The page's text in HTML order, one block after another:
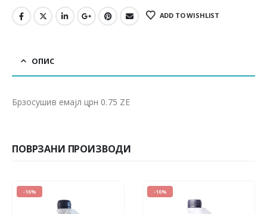
ADD TO WISHLIST
ОПИС
Брзосушив емајл црн 0.75 ZE
ПОВРЗАНИ ПРОИЗВОДИ
-16% -16%